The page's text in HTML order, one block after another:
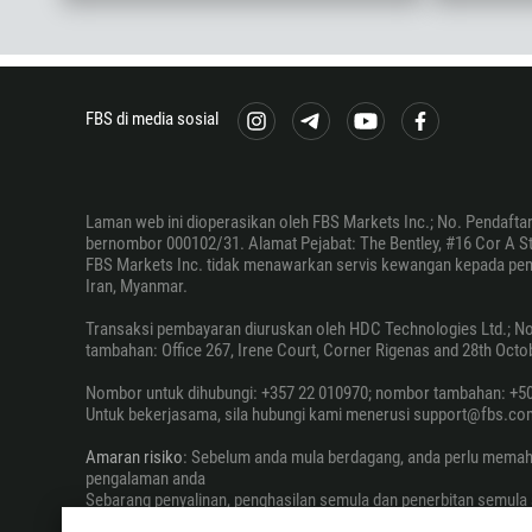
FBS di media sosial
Laman web ini dioperasikan oleh FBS Markets Inc.; No.
bernombor 000102/31. Alamat Pejabat: The Bentley, #16 Cor A
FBS Markets Inc. tidak menawarkan servis kewangan kepada
Iran, Myanmar.
Transaksi pembayaran diuruskan oleh HDC Technologies Ltd.;
tambahan: Office 267, Irene Court, Corner Rigenas and 28th
Nombor untuk dihubungi: +357 22 010970; nombor tambahan:
Untuk bekerjasama, sila hubungi kami menerusi
Amaran risiko: Sebelum anda mula berdagang, anda perlu
pengalaman anda
Sebarang penyalinan, penghasilan semula dan penerbitan